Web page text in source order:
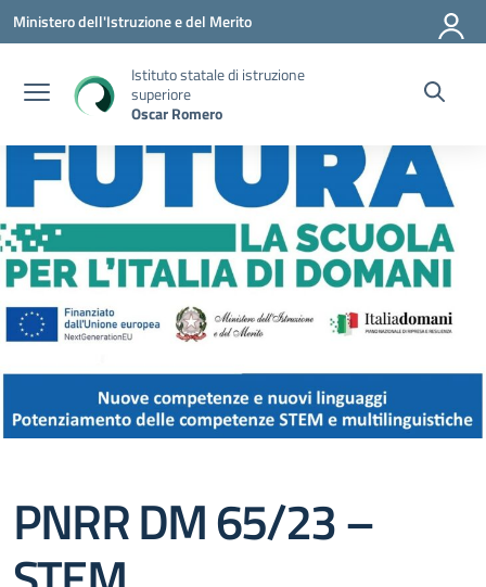
Vai ai contenuti
Vai al menu di navigazione
Vai al footer
Ministero dell'Istruzione e del Merito
Istituto statale di istruzione
superiore
Oscar Romero
PNRR DM 65/23 –